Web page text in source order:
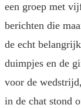
een groep met
berichten die
de echt
duimpjes en de
voor de
in de chat stond